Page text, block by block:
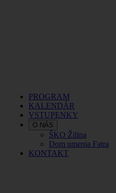
PROGRAM
KALENDÁR
VSTUPENKY
O NÁS
ŠKO Žilina
Dom umenia Fatra
KONTAKT